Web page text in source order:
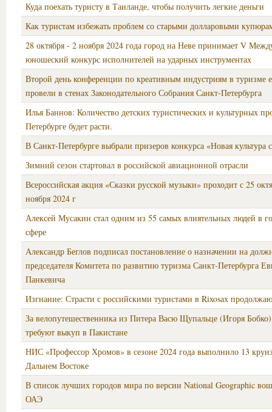
Куда поехать туристу в Таиланде, чтобы получить легкие деньги
Как туристам избежать проблем со старыми долларовыми
28 октября - 2 ноября 2024 года город на Неве принимает V
юношеский конкурс исполнителей на ударных инструментах
Второй день конференции по креативным индустриям в туризме
провели в стенах Законодательного Собрания Санкт‑Петербурга
Илья Баннов: Количество детских туристических и культурных
Петербурге будет расти.
В Санкт‑Петербурге выбрали призеров конкурса «Новая культура
Зимний сезон стартовал в российской авиационной отрасли
Всероссийская акция «Сказки русской музыки» проходит с 25
ноября 2024 г
Алексей Мусакин стал одним из 55 самых влиятельных людей в
сфере
Александр Беглов подписал постановление о назначении на
председателя Комитета по развитию туризма Санкт‑Петербурга
Панкевича
Изгнание: Страсти с российскими туристами в Rixosах
За велопутешественника из Питера Васю Щупальце (Игоря
требуют выкуп в Пакистане
НИС «Профессор Хромов» в сезоне 2024 года выполнило 13
Дальнем Востоке
В список лучших городов мира по версии National Geographic
ОАЭ